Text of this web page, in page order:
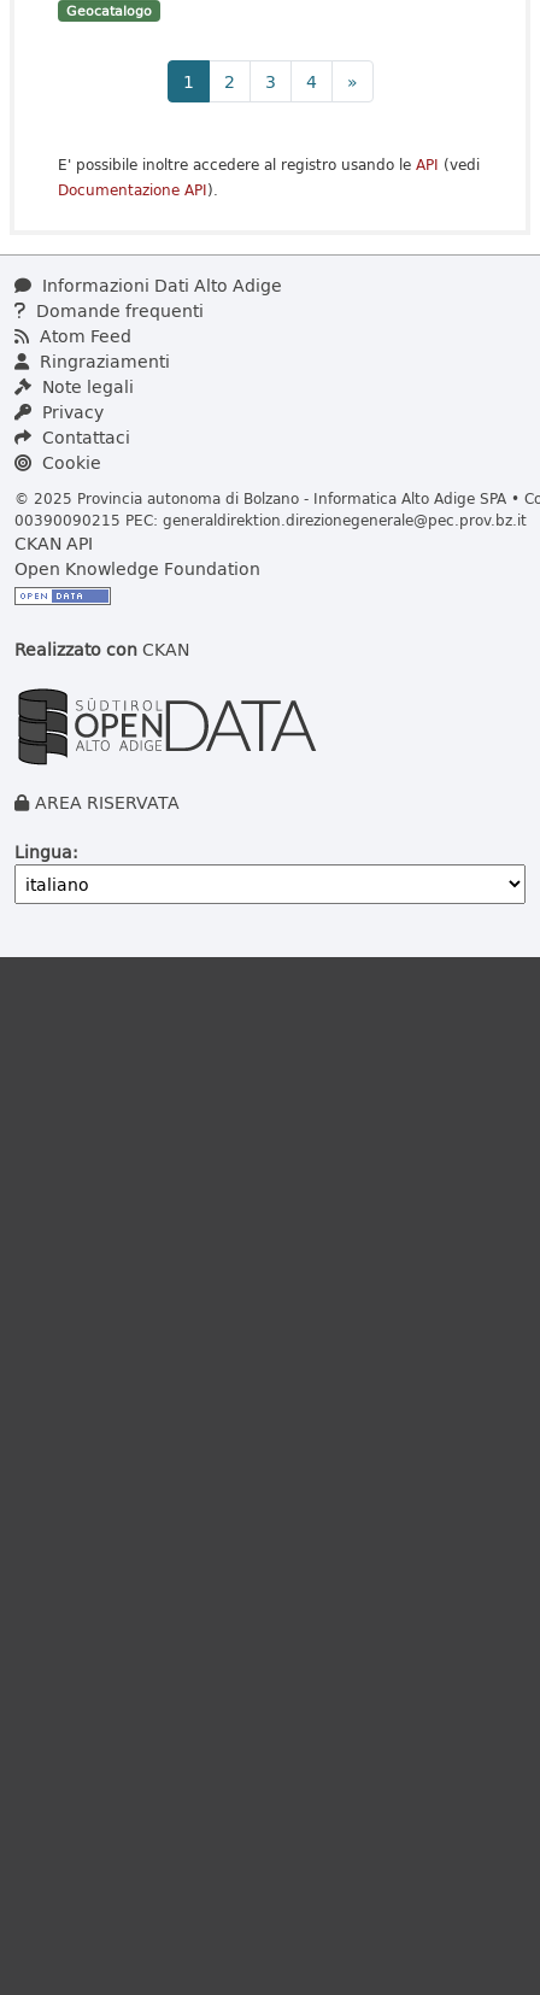
Geocatalogo
1 2 3 4 »
E' possibile inoltre accedere al registro usando le API (vedi
Documentazione API).
Informazioni Dati Alto Adige
Domande frequenti
Atom Feed
Ringraziamenti
Note legali
Privacy
Contattaci
Cookie
© 2025 Provincia autonoma di Bolzano - Informatica Alto Adige SPA •
00390090215 PEC: generaldirektion.direzionegenerale@pec.prov.bz.it
CKAN API
Open Knowledge Foundation
Realizzato conCKAN
AREA RISERVATA
Lingua